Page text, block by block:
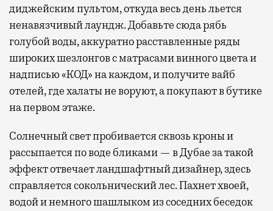
диджейским пультом, откуда весь день льется
ненавязчивый лаундж. Добавьте сюда рябь
голубой воды, аккуратно расставленные ряды
широких шезлонгов с матрасами винного цвета и
надписью «КОД» на каждом, и получите вайб
отелей, где халаты не воруют, а покупают в бутике
на первом этаже.
Солнечный свет пробивается сквозь кроны и
рассыпается по воде бликами — в Дубае за такой
эффект отвечает ландшафтный дизайнер, здесь
справляется сокольнический лес. Пахнет хвоей,
водой и немного шашлыком из соседних беседок